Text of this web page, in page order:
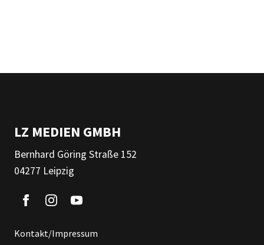
LZ MEDIEN GMBH
Bernhard Göring Straße 152
04277 Leipzig
Kontakt/Impressum